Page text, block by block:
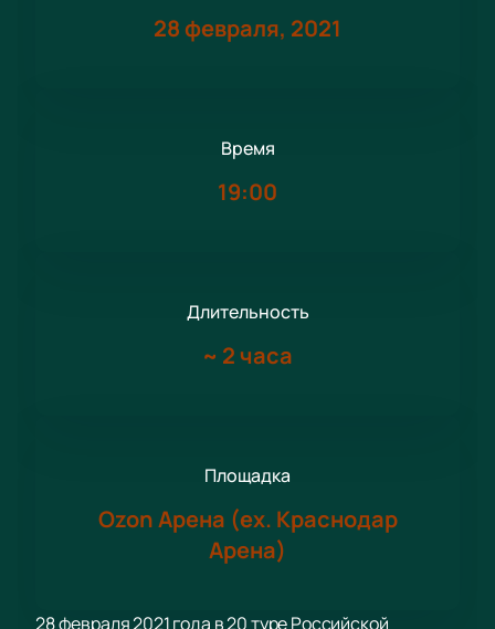
28 февраля, 2021
Время
19:00
Длительность
~ 2 часа
Площадка
Ozon Арена (ex. Краснодар
Арена)
28 февраля 2021 года в 20 туре Российской